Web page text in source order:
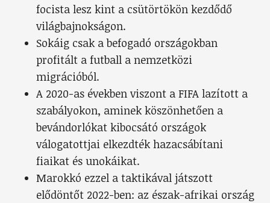
focista lesz kint a csütörtökön kezdődő
világbajnokságon.
Sokáig csak a befogadó országokban
profitált a futball a nemzetközi
migrációból.
A 2020-as években viszont a FIFA lazított a
szabályokon, aminek köszönhetően a
bevándorlókat kibocsátó országok
válogatottjai elkezdték hazacsábítani
fiaikat és unokáikat.
Marokkó ezzel a taktikával játszott
elődöntőt 2022-ben: az észak-afrikai ország